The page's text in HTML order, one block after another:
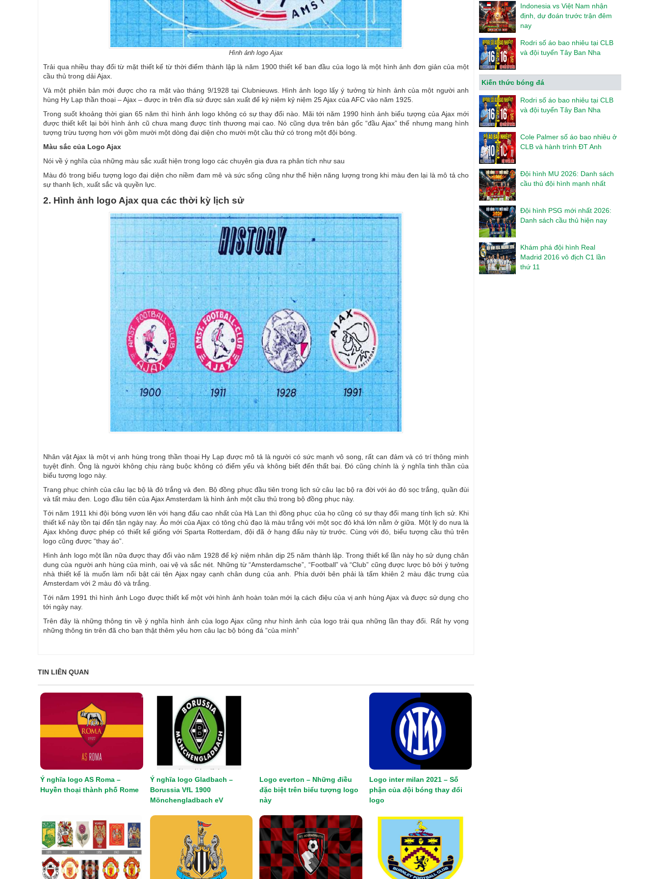
Hình ảnh logo Ajax
Trải qua nhiều thay đổi từ mặt thiết kế từ thời điểm thành lập là năm 1900 thiết kế ban đầu của logo là một hình ảnh đơn giản của một
cầu thủ trong dải Ajax.
Và một phiên bản mới được cho ra mặt vào tháng 9/1928 tại Clubnieuws. Hình ảnh logo lấy ý tưởng từ hình ảnh của một người anh
hùng Hy Lạp thần thoại – Ajax – được in trên đĩa sứ được sản xuất để kỷ niệm kỷ niệm 25 Ajax của AFC vào năm 1925.
Trong suốt khoảng thời gian 65 năm thì hình ảnh logo không có sự thay đổi nào. Mãi tới năm 1990 hình ảnh biểu tượng của Ajax mới
được thiết kết lại bởi hình ảnh cũ chưa mang được tính thương mại cao. Nó cũng dựa trên bản gốc “đầu Ajax” thế nhưng mang hình
tượng trừu tượng hơn với gồm mười một dòng đại diện cho mười một cầu thử có trong một đội bóng.
Màu sắc của Logo Ajax
Nói về ý nghĩa của những màu sắc xuất hiện trong logo các chuyên gia đưa ra phân tích như sau
Màu đỏ trong biểu tượng logo đại diện cho niềm đam mê và sức sống cũng như thể hiện năng lượng trong khi màu đen lại là mô tả cho
sự thanh lịch, xuất sắc và quyền lực.
2. Hình ảnh logo Ajax qua các thời kỳ lịch sử
Nhân vật Ajax là một vị anh hùng trong thần thoại Hy Lạp được mô tả là người có sức mạnh vô song, rất can đảm và có trí thông minh
tuyệt đỉnh. Ông là người không chịu ràng buộc không có điểm yếu và không biết đến thất bại. Đó cũng chính là ý nghĩa tinh thần của
biểu tượng logo này.
Trang phục chính của câu lạc bộ là đỏ trắng và đen. Bộ đồng phục đầu tiên trong lịch sử câu lạc bộ ra đời với áo đỏ sọc trắng, quần đùi
và tất màu đen. Logo đầu tiên của Ajax Amsterdam là hình ảnh một cầu thủ trong bộ đồng phục này.
Tới năm 1911 khi đội bóng vươn lên với hạng đấu cao nhất của Hà Lan thì đồng phục của họ cũng có sự thay đổi mang tính lịch sử. Khi
thiết kế này tồn tại đến tận ngày nay. Áo mới của Ajax có tông chủ đạo là màu trắng với một sọc đỏ khá lớn nằm ở giữa. Một lý do nưa là
Ajax không được phép có thiết kế giống với Sparta Rotterdam, đội đã ở hạng đấu này từ trước. Cùng với đó, biểu tượng cầu thủ trên
logo cũng được “thay áo”.
Hình ảnh logo một lần nữa được thay đổi vào năm 1928 để kỷ niệm nhân dịp 25 năm thành lập. Trong thiết kế lần này họ sử dụng chân
dung của người anh hùng của mình, oai vệ và sắc nét. Những từ “Amsterdamsche”, “Football” và “Club” cũng được lược bỏ bởi ý tưởng
nhà thiết kế là muốn làm nổi bật cái tên Ajax ngay cạnh chân dung của anh. Phía dưới bên phải là tấm khiên 2 màu đặc trưng của
Amsterdam với 2 màu đỏ và trắng.
Tới năm 1991 thì hình ảnh Logo được thiết kế một với hình ảnh hoàn toàn mới lạ cách điệu của vị anh hùng Ajax và được sử dụng cho
tới ngày nay.
Trên đây là những thông tin về ý nghĩa hình ảnh của logo Ajax cũng như hình ảnh của logo trải qua những lần thay đổi. Rất hy vọng
những thông tin trên đã cho bạn thật thêm yêu hơn câu lạc bộ bóng đá “của mình”
TIN LIÊN QUAN
Ý nghĩa logo AS Roma –
Huyền thoại thành phố Rome
Ý nghĩa logo Gladbach –
Borussia VfL 1900
Mönchengladbach eV
Logo everton – Những điều
đặc biệt trên biểu tượng logo
này
Logo inter milan 2021 – Số
phận của đội bóng thay đổi
logo
Indonesia vs Việt Nam nhận
định, dự đoán trước trận đêm
nay
Rodri số áo bao nhiêu tại CLB
và đội tuyển Tây Ban Nha
Kiến thức bóng đá
Rodri số áo bao nhiêu tại CLB
và đội tuyển Tây Ban Nha
Cole Palmer số áo bao nhiêu ở
CLB và hành trình ĐT Anh
Đội hình MU 2026: Danh sách
cầu thủ đội hình mạnh nhất
Đội hình PSG mới nhất 2026:
Danh sách cầu thủ hiện nay
Khám phá đội hình Real
Madrid 2016 vô địch C1 lần
thứ 11